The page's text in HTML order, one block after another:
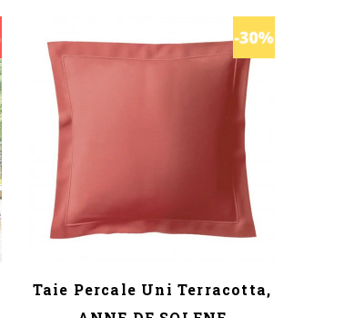
Taie Percale Uni Terracotta,